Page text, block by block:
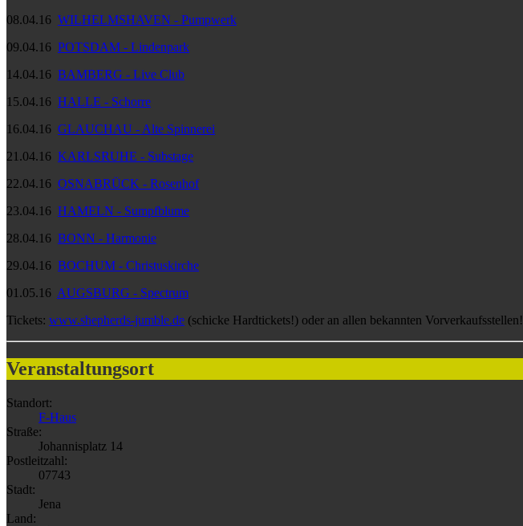
08.04.16 WILHELMSHAVEN - Pumpwerk
09.04.16 POTSDAM - Lindenpark
14.04.16 BAMBERG - Live Club
15.04.16 HALLE - Schorre
16.04.16 GLAUCHAU - Alte Spinnerei
21.04.16 KARLSRUHE - Substage
22.04.16 OSNABRÜCK - Rosenhof
23.04.16 HAMELN - Sumpfblume
28.04.16 BONN - Harmonie
29.04.16 BOCHUM - Christuskirche
01.05.16 AUGSBURG - Spectrum
Tickets: www.shepherds-jumble.de (schicke Hardtickets!) oder an allen bekannten Vorverkaufsstellen!
Veranstaltungsort
Standort:
F-Haus
Straße:
Johannisplatz 14
Postleitzahl:
07743
Stadt:
Jena
Land: